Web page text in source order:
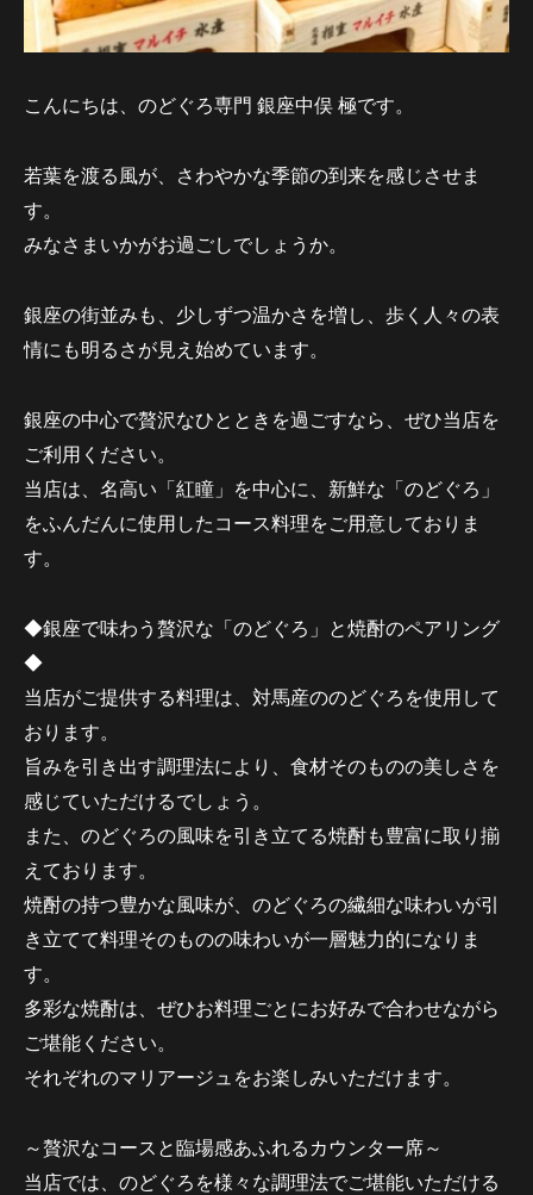
こんにちは、のどぐろ専門 銀座中俣 極です。
若葉を渡る風が、さわやかな季節の到来を感じさせま
す。
みなさまいかがお過ごしでしょうか。
銀座の街並みも、少しずつ温かさを増し、歩く人々の表
情にも明るさが見え始めています。
銀座の中心で贅沢なひとときを過ごすなら、ぜひ当店を
ご利用ください。
当店は、名高い「紅瞳」を中心に、新鮮な「のどぐろ」
をふんだんに使用したコース料理をご用意しておりま
す。
◆銀座で味わう贅沢な「のどぐろ」と焼酎のペアリング
◆
当店がご提供する料理は、対馬産ののどぐろを使用して
おります。
旨みを引き出す調理法により、食材そのものの美しさを
感じていただけるでしょう。
また、のどぐろの風味を引き立てる焼酎も豊富に取り揃
えております。
焼酎の持つ豊かな風味が、のどぐろの繊細な味わいが引
き立てて料理そのものの味わいが一層魅力的になりま
す。
多彩な焼酎は、ぜひお料理ごとにお好みで合わせながら
ご堪能ください。
それぞれのマリアージュをお楽しみいただけます。
～贅沢なコースと臨場感あふれるカウンター席～
当店では、のどぐろを様々な調理法でご堪能いただける